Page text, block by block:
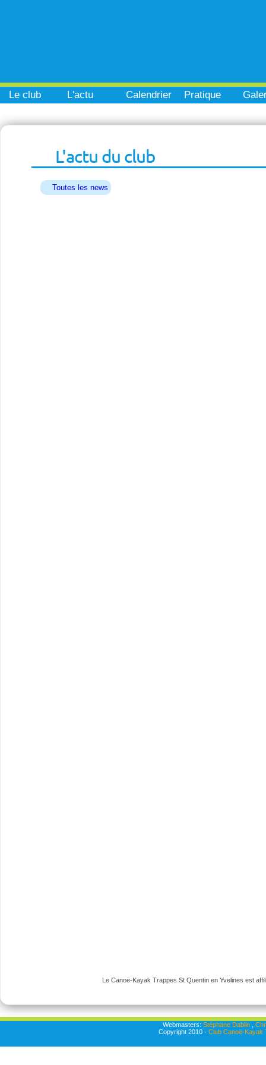
Le club L'actu Calendrier Pratique
L'actu du club
Toutes les news
Le Canoë-Kayak Trappes St Quentin en Yvelines est
Webmasters: Stéphane Dablin,
Copyright 2010 - Club Canoë-Kayak